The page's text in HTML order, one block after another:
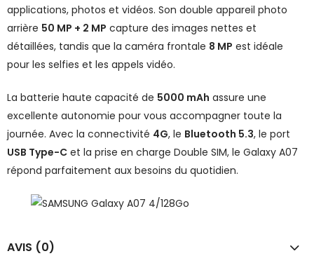
applications, photos et vidéos. Son double appareil photo
arrière 50 MP + 2 MP capture des images nettes et
détaillées, tandis que la caméra frontale 8 MP est idéale
pour les selfies et les appels vidéo.
La batterie haute capacité de 5000 mAh assure une
excellente autonomie pour vous accompagner toute la
journée. Avec la connectivité 4G, le Bluetooth 5.3, le port
USB Type-C et la prise en charge Double SIM, le Galaxy A07
répond parfaitement aux besoins du quotidien.
AVIS (0)